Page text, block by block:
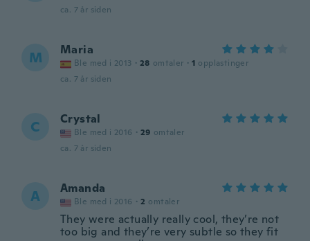
ca. 7 år siden
M Maria
Ble med i 2013 · 28 omtaler · 1 opplastinger
ca. 7 år siden
C Crystal
Ble med i 2016 · 29 omtaler
ca. 7 år siden
A Amanda
Ble med i 2016 · 2 omtaler
They were actually really cool, they’re not
too big and they’re very subtle so they fit